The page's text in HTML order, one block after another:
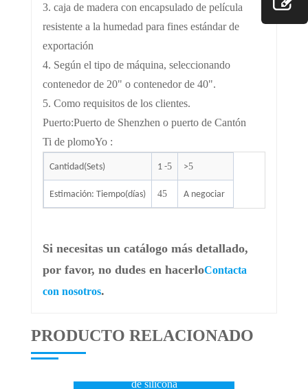
3. caja de madera con encapsulado de película
resistente a la humedad para fines estándar de
exportación
4. Según el tipo de máquina, seleccionando
contenedor de 20" o contenedor de 40".
5. Como requisitos de los clientes.
Puerto:Puerto de Shenzhen o puerto de Cantón
Ti de plomoYo :
Cantidad(Sets) 1 -5 >5
Estimación: Tiempo(días) 45 A negociar
Si necesitas un catálogo más detallado,
por favor, no dudes en hacerloContacta
con nosotros.
PRODUCTO RELACIONADO
de silicona